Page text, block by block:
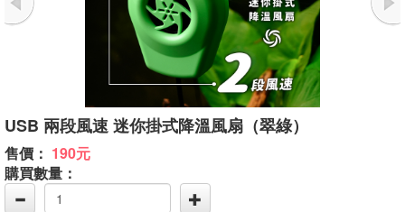
USB 兩段風速 迷你掛式降溫風扇（翠綠）
售價： 190元
購買數量：